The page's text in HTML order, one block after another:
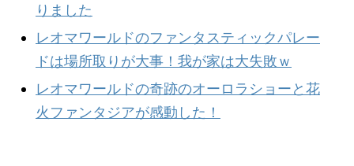
りました
レオマワールドのファンタスティックパレー
ドは場所取りが大事！我が家は大失敗ｗ
レオマワールドの奇跡のオーロラショーと花
火ファンタジアが感動した！